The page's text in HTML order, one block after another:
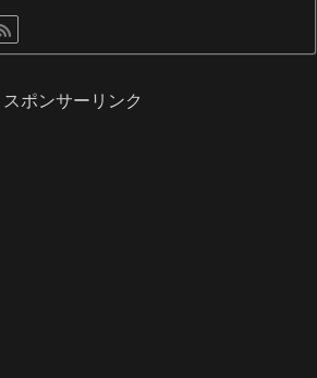
スポンサーリンク